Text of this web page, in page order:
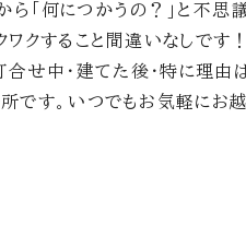
ら「何につかうの？」と不思
クすること間違いなしです！
合せ中・建てた後・特に理
です。いつでもお気軽にお